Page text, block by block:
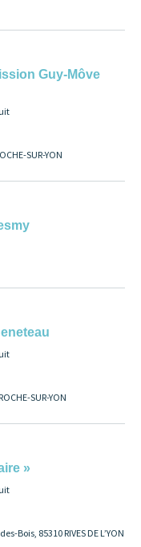
Guy-Môve
SUR-YON
SUR-YON
»
Bois, 85310 RIVES DE L’YON